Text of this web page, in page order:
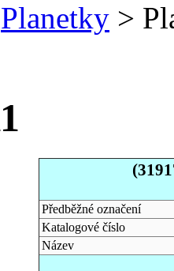
Planetky >
Předběžné označení
Katalogové číslo
Název